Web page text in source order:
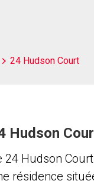
24 Hudson Court
Hudson
24 Hudson
résidence